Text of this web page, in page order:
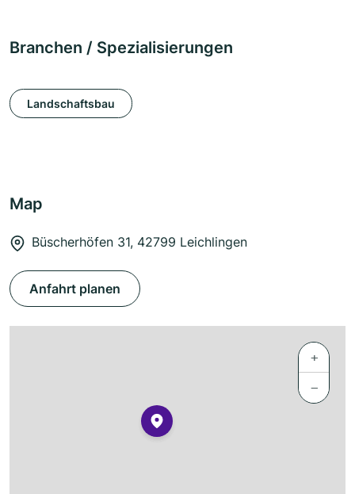
Branchen / Spezialisierungen
Landschaftsbau
Map
Büscherhöfen 31, 42799 Leichlingen
Anfahrt planen
+
−